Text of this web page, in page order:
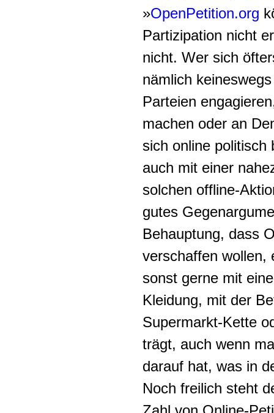
»OpenPetition.org
Partizipation nicht
nicht. Wer sich
nämlich
Parteien
machen oder an
sich online politisch
auch mit einer
solchen offline-
gutes
Behauptung, dass
verschaffen wollen,
sonst gerne mit
Kleidung, mit der
Supermarkt-Kette
trägt, auch wenn
darauf hat, was in
Noch freilich steht